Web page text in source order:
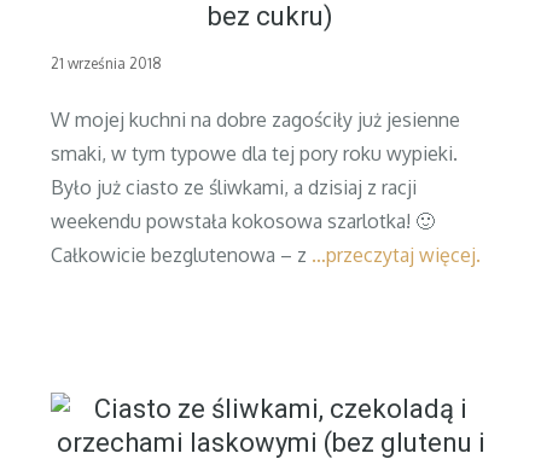
bez cukru)
Posted
21 września 2018
W mojej kuchni na dobre zagościły już jesienne
smaki, w tym typowe dla tej pory roku wypieki.
Było już ciasto ze śliwkami, a dzisiaj z racji
weekendu powstała kokosowa szarlotka! 🙂
Całkowicie bezglutenowa – z …przeczytaj więcej.